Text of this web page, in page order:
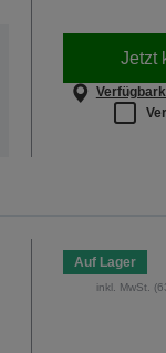
Jetzt
Auf Lager
inkl. MwSt.